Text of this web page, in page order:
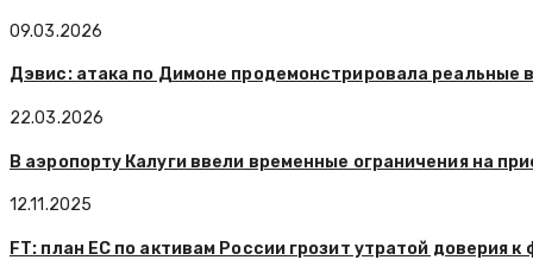
09.03.2026
Дэвис: атака по Димоне продемонстрировала реальные
22.03.2026
В аэропорту Калуги ввели временные ограничения на
12.11.2025
FT: план ЕС по активам России грозит утратой доверия к